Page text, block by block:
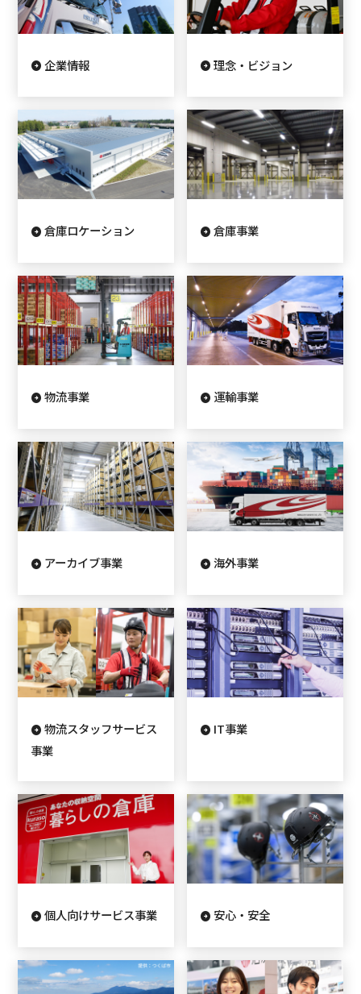
企業情報 理念・ビジョン
倉庫ロケーション 倉庫事業
物流事業 運輸事業
アーカイブ事業 海外事業
物流スタッフサービス
事業
IT事業
個人向けサービス事業 安心・安全